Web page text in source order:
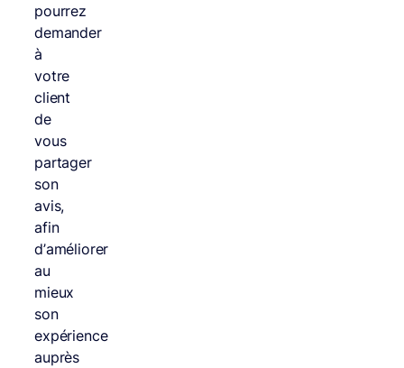
pourrez
demander
à
votre
client
de
vous
partager
son
avis,
afin
d’améliorer
au
mieux
son
expérience
auprès